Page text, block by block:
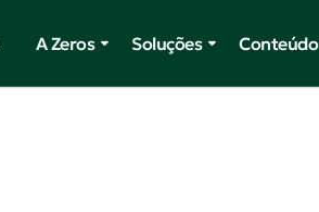
A Zeros Soluções Conteúdo